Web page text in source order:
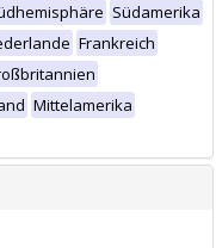
Südamerika
Frankreich
Mittelamerika